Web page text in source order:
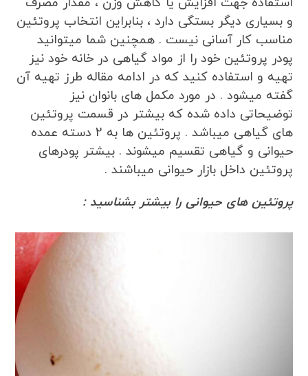
و بسیاری دیگر بستگی دارد ، بنابراین انتخاب پروتئین
مناسب کار آسانی نیست . همچنین شما میتوانید
پودر پروتئین خود را از مواد گیاهی در خانه خود نیز
تهیه و استفاده کنید که در ادامه مقاله طرز تهیه آن
گفته میشود . در مورد مکمل های بانوان نیز
توضیحاتی داده شده که بیشتر در قسمت پروتئین
های گیاهی میباشد . پروتئین ها به 2 دسته عمده
حیوانی و گیاهی تقسیم میشوند . بیشتر پودرهای
پروتئین داخل بازار حیوانی میباشند .
پروتئین های حیوانی را بیشتر بشناسید :